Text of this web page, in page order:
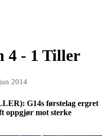
4 - 1 Tiller
2014
G14s førstelag ergret
oppgjør mot sterke